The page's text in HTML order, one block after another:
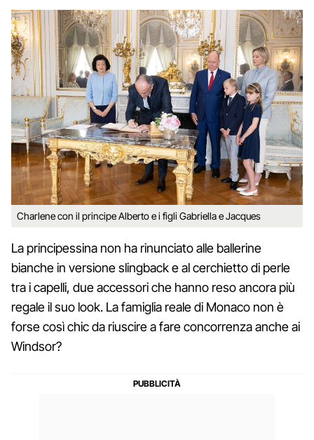
Charlene con il principe Alberto e i figli Gabriella e Jacques
La principessina non ha rinunciato alle ballerine
bianche in versione slingback e al cerchietto di perle
tra i capelli, due accessori che hanno reso ancora più
regale il suo look. La famiglia reale di Monaco non è
forse così chic da riuscire a fare concorrenza anche ai
Windsor?